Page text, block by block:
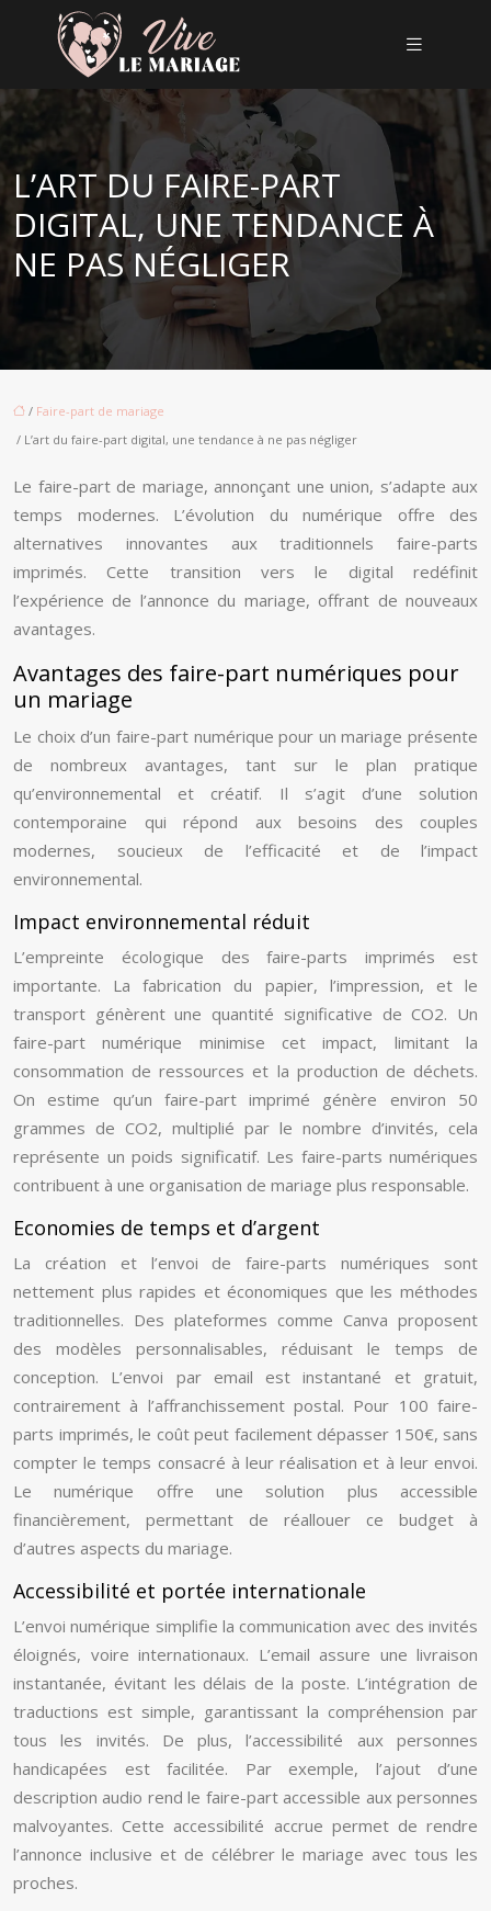
L’ART DU FAIRE-PART
DIGITAL, UNE TENDANCE À
NE PAS NÉGLIGER
/ Faire-part de mariage
/ L’art du faire-part digital, une tendance à ne pas négliger
Le faire-part de mariage, annonçant une union, s’adapte aux
temps modernes. L’évolution du numérique offre des
alternatives innovantes aux traditionnels faire-parts
imprimés. Cette transition vers le digital redéfinit
l’expérience de l’annonce du mariage, offrant de nouveaux
avantages.
Avantages des faire-part numériques pour
un mariage
Le choix d’un faire-part numérique pour un mariage présente
de nombreux avantages, tant sur le plan pratique
qu’environnemental et créatif. Il s’agit d’une solution
contemporaine qui répond aux besoins des couples
modernes, soucieux de l’efficacité et de l’impact
environnemental.
Impact environnemental réduit
L’empreinte écologique des faire-parts imprimés est
importante. La fabrication du papier, l’impression, et le
transport génèrent une quantité significative de CO2. Un
faire-part numérique minimise cet impact, limitant la
consommation de ressources et la production de déchets.
On estime qu’un faire-part imprimé génère environ 50
grammes de CO2, multiplié par le nombre d’invités, cela
représente un poids significatif. Les faire-parts numériques
contribuent à une organisation de mariage plus responsable.
Economies de temps et d’argent
La création et l’envoi de faire-parts numériques sont
nettement plus rapides et économiques que les méthodes
traditionnelles. Des plateformes comme Canva proposent
des modèles personnalisables, réduisant le temps de
conception. L’envoi par email est instantané et gratuit,
contrairement à l’affranchissement postal. Pour 100 faire-
parts imprimés, le coût peut facilement dépasser 150€, sans
compter le temps consacré à leur réalisation et à leur envoi.
Le numérique offre une solution plus accessible
financièrement, permettant de réallouer ce budget à
d’autres aspects du mariage.
Accessibilité et portée internationale
L’envoi numérique simplifie la communication avec des invités
éloignés, voire internationaux. L’email assure une livraison
instantanée, évitant les délais de la poste. L’intégration de
traductions est simple, garantissant la compréhension par
tous les invités. De plus, l’accessibilité aux personnes
handicapées est facilitée. Par exemple, l’ajout d’une
description audio rend le faire-part accessible aux personnes
malvoyantes. Cette accessibilité accrue permet de rendre
l’annonce inclusive et de célébrer le mariage avec tous les
proches.